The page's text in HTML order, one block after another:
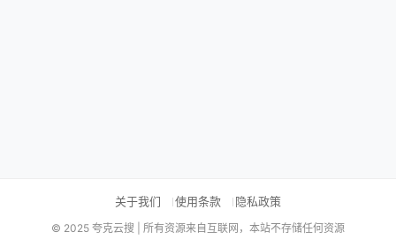
关于我们 使用条款 隐私政策
© 2025 夸克云搜 | 所有资源来自互联网，本站不存储任何资源